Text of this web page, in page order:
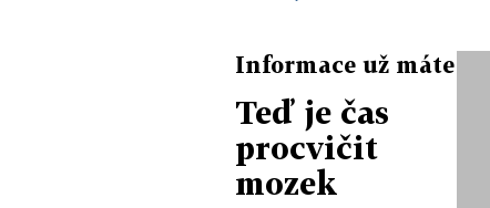
Informace už máte
Teď je čas
procvičit
mozek